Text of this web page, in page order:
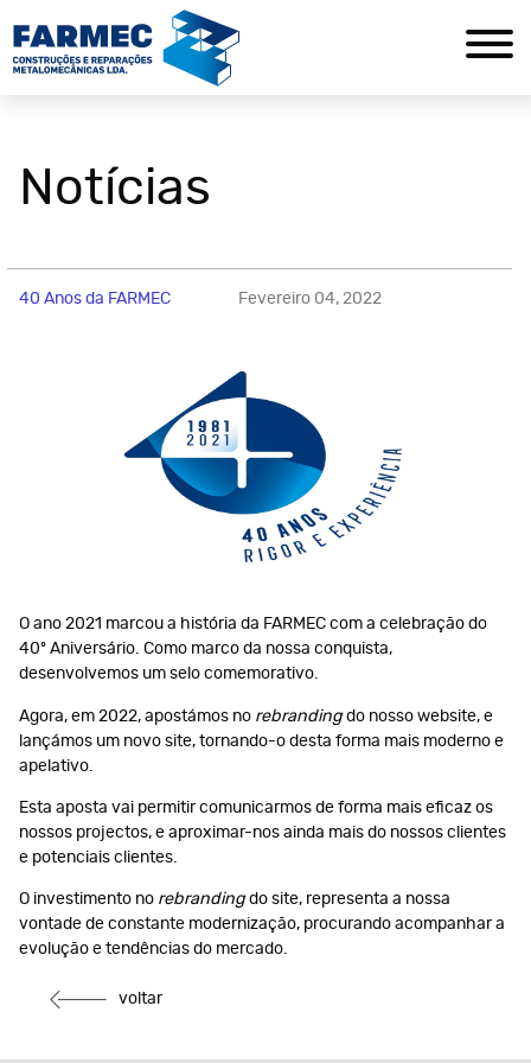
Notícias
40 Anos da FARMEC Fevereiro 04, 2022
O ano 2021 marcou a história da FARMEC com a celebração do
40º Aniversário. Como marco da nossa conquista,
desenvolvemos um selo comemorativo.
Agora, em 2022, apostámos no rebranding do nosso website, e
lançámos um novo site, tornando-o desta forma mais moderno e
apelativo.
Esta aposta vai permitir comunicarmos de forma mais eficaz os
nossos projectos, e aproximar-nos ainda mais do nossos clientes
e potenciais clientes.
O investimento no rebranding do site, representa a nossa
vontade de constante modernização, procurando acompanhar a
evolução e tendências do mercado.
voltar